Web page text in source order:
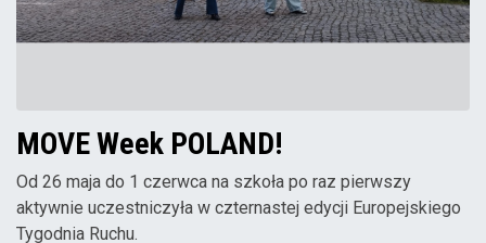
MOVE Week POLAND!
Od 26 maja do 1 czerwca na szkoła po raz pierwszy
aktywnie uczestniczyła w czternastej edycji Europejskiego
Tygodnia Ruchu.